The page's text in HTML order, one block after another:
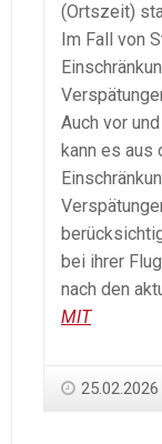
(Ortszeit)
Im Fall von
Auch vor
kann es aus
bei ihrer
nach den
MIT
25.02.2026